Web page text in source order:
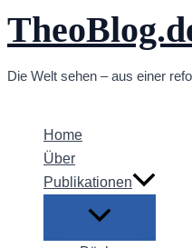
Zum
Inhalt
Die Welt sehen – aus einer
Home
Über
Publikationen